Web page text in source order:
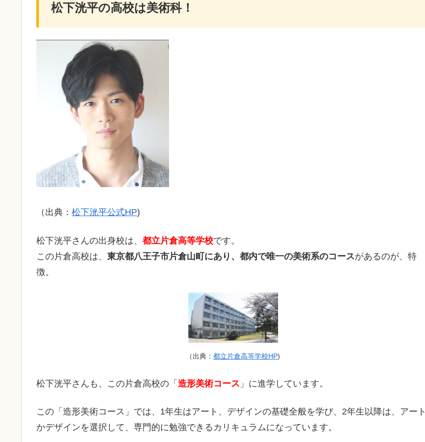
松下洸平の高校は美術科！
（出典： 松下洸平公式HP)
松下洸平さんの出身校は、 都立片倉高等学校です。
この片倉高校は、 東京都八王子市片倉山町にあり、都内で唯一の美術系のコースがあるのが、特
徴。
（出典： 都立片倉高等学校HP)
松下洸平さんも、この片倉高校の「 造形美術コース 」に進学しています。
この「造形美術コース」では、1年生はアート、デザインの基礎全般を学び、2年生以降は、アート
かデザインを選択して、専門的に勉強できるカリキュラムになっています。